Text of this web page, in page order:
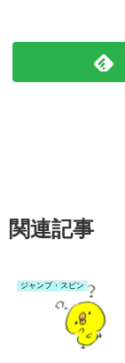
関連記事
ジャンプ・スピン